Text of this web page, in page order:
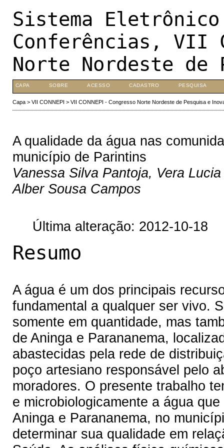
Sistema
Conferências, VII
Norte Nordeste de
CAPA SOBRE ACESSO CADASTRO PESQUISA
Capa> VII CONNEPI > VII CONNEPI - Congresso Norte Nordeste de Pesquisa e
A qualidade da água nas
município de Parintins
Vanessa Silva Pantoja, Vera
Alber Sousa Campos
Última alteração: 2012-10-18
Resumo
A água é um dos principais
fundamental a qualquer ser vivo.
somente em quantidade, mas
de Aninga e Parananema,
abastecidas pela rede de
poço artesiano responsável pelo
moradores. O presente trabalho
e microbiologicamente a água
Aninga e Parananema, no
determinar sua qualidade em